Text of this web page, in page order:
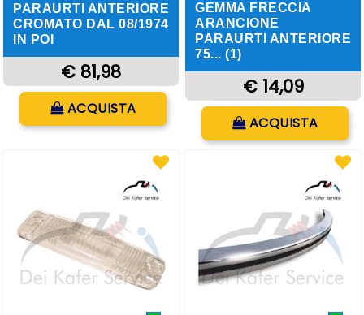
PARAURTI ANTERIORE
CROMATO DAL 08/1974
IN POI
€ 81,98
ACQUISTA
GEMMA FRECCIA
ARANCIONE
PARAURTI ANTERIORE
75... (1)
€ 14,09
Quantità
ACQUISTA